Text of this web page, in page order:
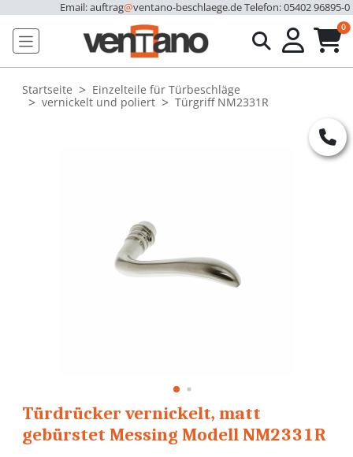
Email: auftrag@ventano-beschlaege.deTelefon: 05402 96895-0
0
Startseite
Einzelteile für Türbeschläge
vernickelt und poliert
Türgriff NM2331R
Türdrücker vernickelt, matt
gebürstet Messing Modell NM2331R